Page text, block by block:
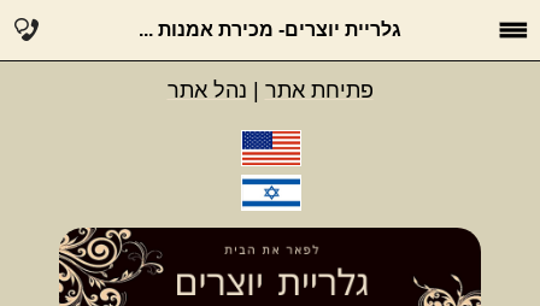
גלריית יוצרים- מכירת אמנות ...
פתיחת אתר נהל אתר